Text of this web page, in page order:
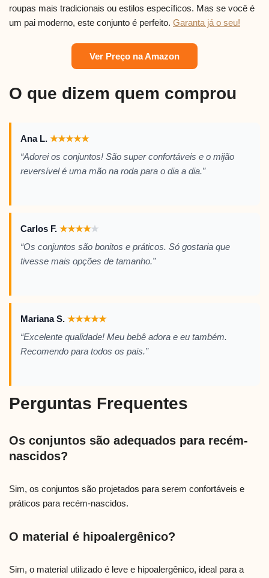
roupas mais tradicionais ou estilos específicos. Mas se você é
um pai moderno, este conjunto é perfeito. Garanta já o seu!
Ver Preço na Amazon
O que dizem quem comprou
Ana L. ★★★★★
“Adorei os conjuntos! São super confortáveis e o mijão
reversível é uma mão na roda para o dia a dia.”
Carlos F. ★★★★★
“Os conjuntos são bonitos e práticos. Só gostaria que
tivesse mais opções de tamanho.”
Mariana S. ★★★★★
“Excelente qualidade! Meu bebê adora e eu também.
Recomendo para todos os pais.”
Perguntas Frequentes
Os conjuntos são adequados para recém-
nascidos?
Sim, os conjuntos são projetados para serem confortáveis e
práticos para recém-nascidos.
O material é hipoalergênico?
Sim, o material utilizado é leve e hipoalergênico, ideal para a